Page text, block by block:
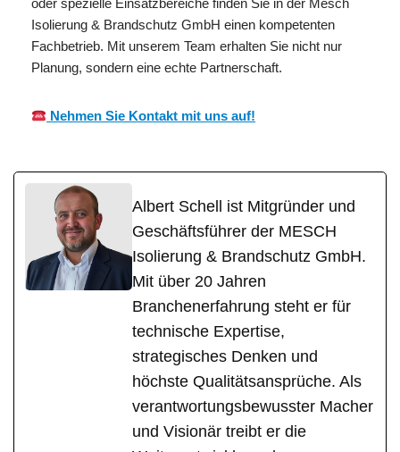
oder spezielle Einsatzbereiche finden Sie in der Mesch
Isolierung & Brandschutz GmbH einen kompetenten
Fachbetrieb. Mit unserem Team erhalten Sie nicht nur
Planung, sondern eine echte Partnerschaft.
Nehmen Sie Kontakt mit uns auf!
Albert Schell ist Mitgründer und
Geschäftsführer der MESCH
Isolierung & Brandschutz GmbH.
Mit über 20 Jahren
Branchenerfahrung steht er für
technische Expertise,
strategisches Denken und
höchste Qualitätsansprüche. Als
verantwortungsbewusster Macher
und Visionär treibt er die